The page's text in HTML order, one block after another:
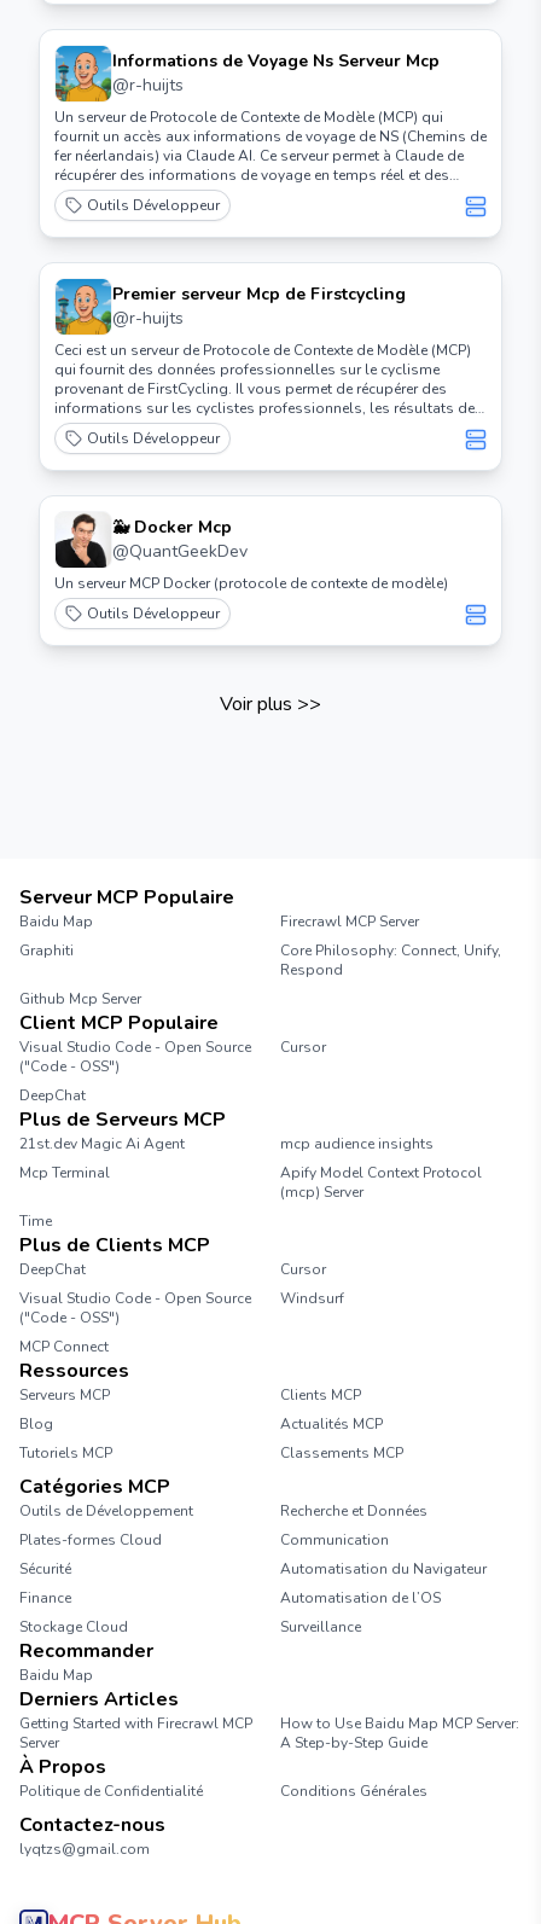
Informations de Voyage Ns Serveur Mcp
@r-huijts
Un serveur de Protocole de Contexte de Modèle (MCP) qui
fournit un accès aux informations de voyage de NS (Chemins de
fer néerlandais) via Claude AI. Ce serveur permet à Claude de
récupérer des informations de voyage en temps réel et des
perturbations des trains en utilisant l'API officielle de NS
néerlandais.
Outils Développeur
Premier serveur Mcp de Firstcycling
@r-huijts
Ceci est un serveur de Protocole de Contexte de Modèle (MCP)
qui fournit des données professionnelles sur le cyclisme
provenant de FirstCycling. Il vous permet de récupérer des
informations sur les cyclistes professionnels, les résultats de
courses, et plus encore.
Outils Développeur
🐳 Docker Mcp
@QuantGeekDev
Un serveur MCP Docker (protocole de contexte de modèle)
Outils Développeur
Voir plus >>
Serveur MCP Populaire
Baidu Map
Firecrawl MCP Server
Graphiti
Core Philosophy: Connect, Unify,
Respond
Github Mcp Server
Client MCP Populaire
Visual Studio Code - Open Source
("Code - OSS")
Cursor
DeepChat
Plus de Serveurs MCP
21st.dev Magic Ai Agent
mcp audience insights
Mcp Terminal
Apify Model Context Protocol
(mcp) Server
Time
Plus de Clients MCP
DeepChat
Cursor
Visual Studio Code - Open Source
("Code - OSS")
Windsurf
MCP Connect
Ressources
Serveurs MCP
Clients MCP
Blog
Actualités MCP
Tutoriels MCP
Classements MCP
Catégories MCP
Outils de Développement
Recherche et Données
Plates-formes Cloud
Communication
Sécurité
Automatisation du Navigateur
Finance
Automatisation de l’OS
Stockage Cloud
Surveillance
Recommander
Baidu Map
Derniers Articles
Getting Started with Firecrawl MCP
Server
How to Use Baidu Map MCP Server:
A Step-by-Step Guide
À Propos
Politique de Confidentialité Conditions Générales
Contactez-nous
lyqtzs@gmail.com